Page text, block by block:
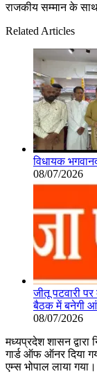
राजकीय सम्मान के साथ
Related Articles
विधायक
08/07/2026
जीतू पटवारी
बैठक में बनेगी
08/07/2026
मध्यप्रदेश शासन द्वारा
गार्ड ऑफ ऑनर दिया
एम्स भोपाल लाया गया।